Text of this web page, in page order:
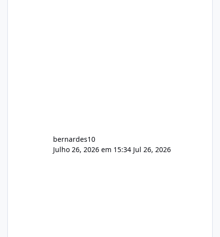
bernardes10
Julho 26, 2026 em 15:34 Jul 26, 2026